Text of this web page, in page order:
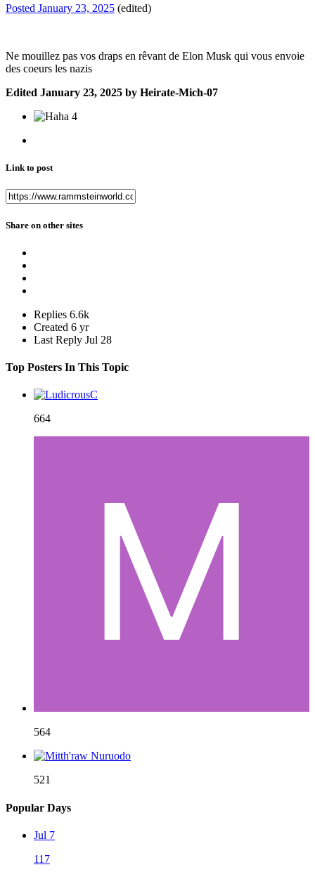
Posted January 23, 2025 (edited)
Ne mouillez pas vos draps en rêvant de Elon Musk qui vous envoie
des coeurs les nazis
Edited January 23, 2025 by Heirate-Mich-07
4
Link to post
Share on other sites
Replies 6.6k
Created 6 yr
Last Reply Jul 28
Top Posters In This Topic
664
564
521
Popular Days
Jul 7
117